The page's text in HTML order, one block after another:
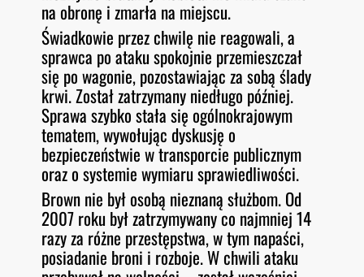
na obronę i zmarła na miejscu.
Świadkowie przez chwilę nie reagowali, a
sprawca po ataku spokojnie przemieszczał
się po wagonie, pozostawiając za sobą ślady
krwi. Został zatrzymany niedługo później.
Sprawa szybko stała się ogólnokrajowym
tematem, wywołując dyskusję o
bezpieczeństwie w transporcie publicznym
oraz o systemie wymiaru sprawiedliwości.
Brown nie był osobą nieznaną służbom. Od
2007 roku był zatrzymywany co najmniej 14
razy za różne przestępstwa, w tym napaści,
posiadanie broni i rozboje. W chwili ataku